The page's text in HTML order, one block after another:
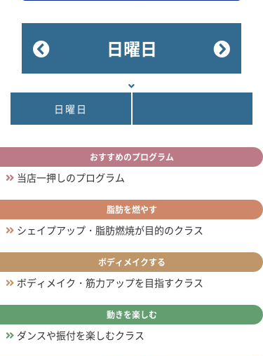
日曜日
日曜日
おすすめのプログラム
当店一押しのプログラム
脂肪を燃やす
シェイプアップ・脂肪燃焼が目的のクラス
ボディメイクする
ボディメイク・筋力アップを目指すクラス
動きを楽しむ
ダンスや振付を楽しむクラス